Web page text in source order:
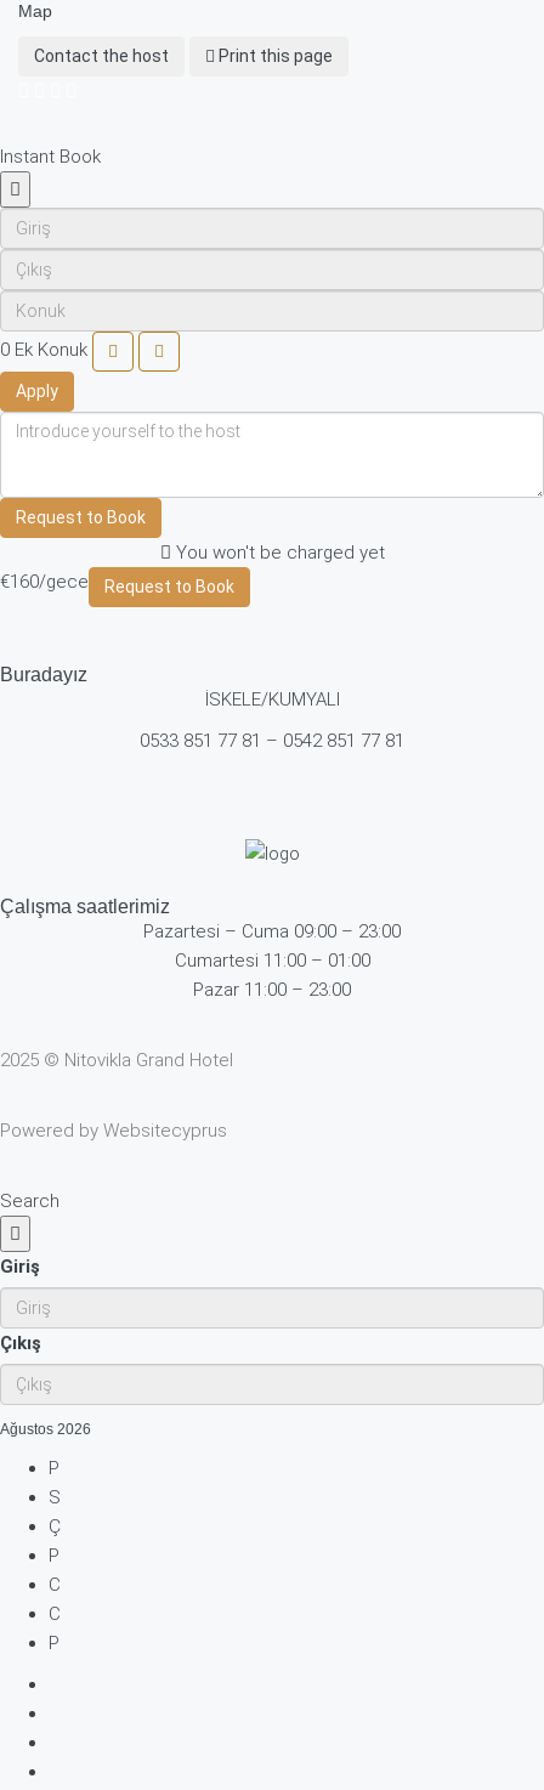
Map
Contact the host Print this page
Instant Book
0 Ek Konuk
Apply
Request to Book
You won't be charged yet
€160/gece Request to Book
Buradayız
İSKELE/KUMYALI
0533 851 77 81 – 0542 851 77 81
Çalışma saatlerimiz
Pazartesi – Cuma 09:00 – 23:00
Cumartesi 11:00 – 01:00
Pazar 11:00 – 23:00
2025 © Nitovikla Grand Hotel
Powered by Websitecyprus
Search
Giriş
Çıkış
Ağustos 2026
P
S
Ç
P
C
C
P